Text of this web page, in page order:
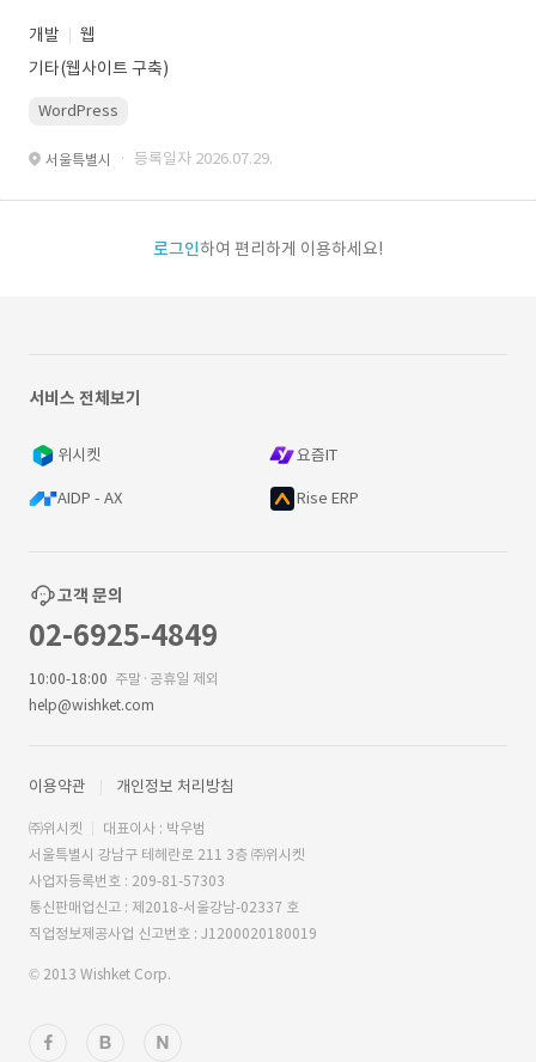
개발
웹
기타(웹사이트 구축)
WordPress
서울특별시 · 등록일자 2026.07.29.
로그인하여 편리하게 이용하세요!
서비스 전체보기
위시켓 요즘IT
AIDP - AX Rise ERP
고객 문의
02-6925-4849
10:00-18:00 주말·공휴일 제외
help@wishket.com
이용약관 개인정보 처리방침
㈜위시켓
대표이사 : 박우범
서울특별시 강남구 테헤란로 211 3층 ㈜위시켓
사업자등록번호 : 209-81-57303
통신판매업신고 : 제2018-서울강남-02337 호
직업정보제공사업 신고번호 : J1200020180019
© 2013 Wishket Corp.